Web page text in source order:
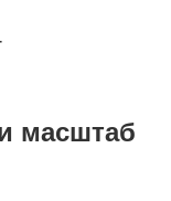
масштаб